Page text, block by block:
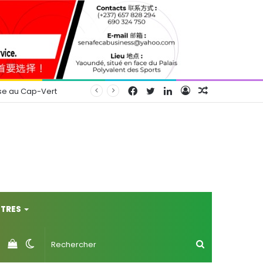
au Cap-Vert Connexion
Linkedin
Twitter
Facebook
Switch
Voir